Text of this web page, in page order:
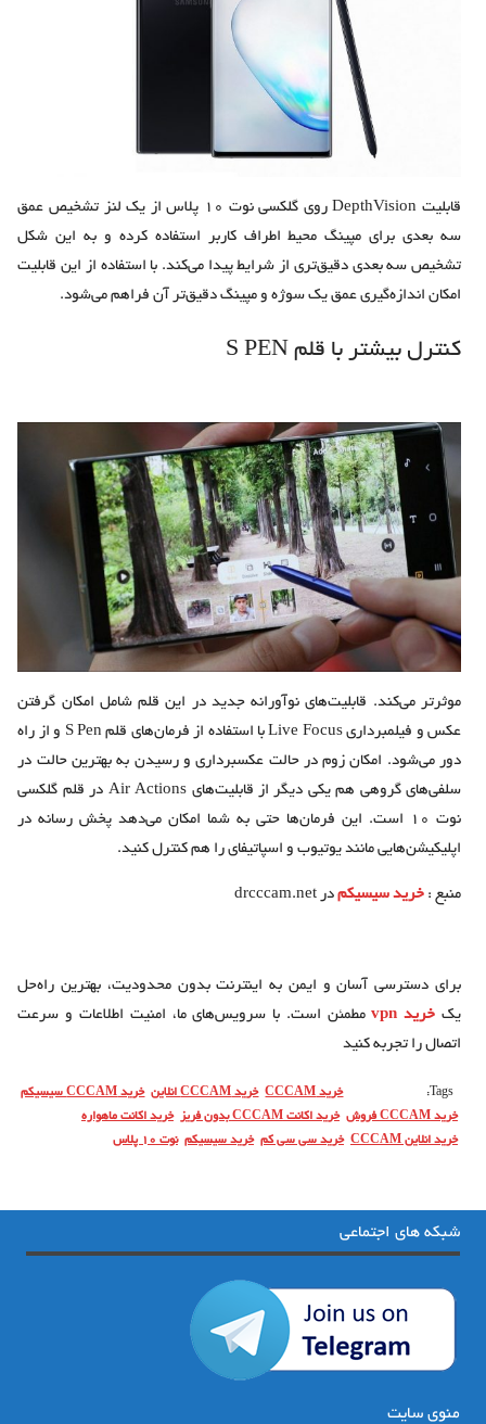
قابلیت DepthVision روی گلکسی نوت 10 پلاس از یک لنز تشخیص عمق
سه بعدی برای مپینگ محیط اطراف کاربر استفاده کرده و به این شکل
تشخیص سه بعدی دقیق‌تری از شرایط پیدا می‌کند. با استفاده از این قابلیت
امکان اندازه‌گیری‌ عمق یک سوژه و مپینگ دقیق‌تر آن فراهم می‌شود.
کنترل بیشتر با قلم S PEN
موثرتر می‌کند. قابلیت‌های نوآورانه جدید در این قلم شامل امکان گرفتن
عکس و فیلمبرداری Live Focus با استفاده از فرمان‌های قلم S Pen و از راه
دور می‌شود. امکان زوم در حالت عکسبرداری و رسیدن به بهترین حالت در
سلفی‌های گروهی هم یکی دیگر از قابلیت‌های Air Actions در قلم گلکسی
نوت 10 است. این فرمان‌ها حتی به شما امکان می‌دهد پخش رسانه در
اپلیکیشن‌هایی مانند یوتیوب و اسپاتیفای را هم کنترل کنید.
منبع :خرید سیسیکم در drcccam.net
برای دسترسی آسان و ایمن به اینترنت بدون محدودیت، بهترین راه‌حل
یک خرید vpn
مطمئن است. با سرویس‌های ما، امنیت اطلاعات و سرعت
اتصال را تجربه کنید
Tags: خرید CCCAM خرید CCCAM انلاین
خرید CCCAM سیسیکم
خرید CCCAM فروش
خرید اکانت CCCAM بدون فریز
خرید اکانت ماهواره
خرید انلاین CCCAM
خرید سی سی کم خرید سیسیکم نوت 10 پلاس
شبکه های اجتماعی
منوی سایت